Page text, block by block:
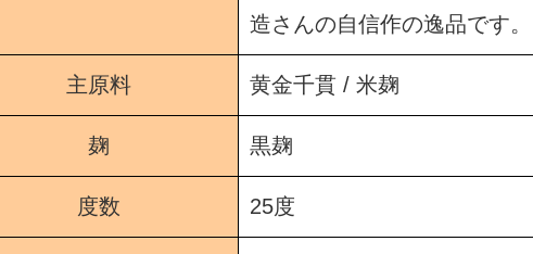
造さんの自信作の逸品です。
主原料 黄金千貫 / 米麹
麹 黒麹
度数 25度